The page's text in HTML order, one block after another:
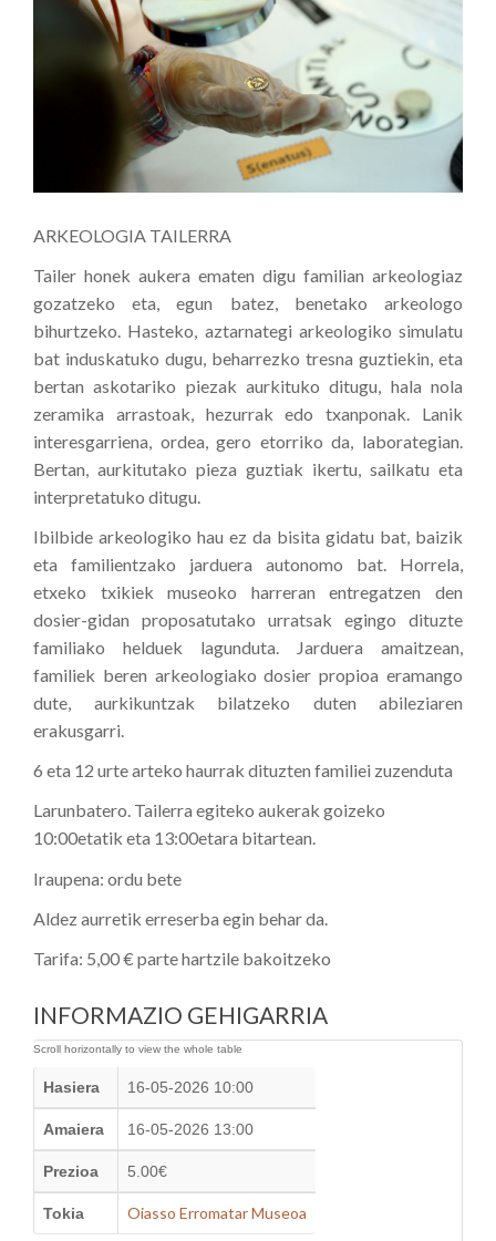
ARKEOLOGIA TAILERRA
Tailer honek aukera ematen digu familian arkeologiaz
gozatzeko eta, egun batez, benetako arkeologo
bihurtzeko. Hasteko, aztarnategi arkeologiko simulatu
bat induskatuko dugu, beharrezko tresna guztiekin, eta
bertan askotariko piezak aurkituko ditugu, hala nola
zeramika arrastoak, hezurrak edo txanponak. Lanik
interesgarriena, ordea, gero etorriko da, laborategian.
Bertan, aurkitutako pieza guztiak ikertu, sailkatu eta
interpretatuko ditugu.
Ibilbide arkeologiko hau ez da bisita gidatu bat, baizik
eta familientzako jarduera autonomo bat. Horrela,
etxeko txikiek museoko harreran entregatzen den
dosier-gidan proposatutako urratsak egingo dituzte
familiako helduek lagunduta. Jarduera amaitzean,
familiek beren arkeologiako dosier propioa eramango
dute, aurkikuntzak bilatzeko duten abileziaren
erakusgarri.
6 eta 12 urte arteko haurrak dituzten familiei zuzenduta
Larunbatero. Tailerra egiteko aukerak goizeko
10:00etatik eta 13:00etara bitartean.
Iraupena: ordu bete
Aldez aurretik erreserba egin behar da.
Tarifa: 5,00 € parte hartzile bakoitzeko
INFORMAZIO GEHIGARRIA
Hasiera 16-05-2026 10:00
Amaiera 16-05-2026 13:00
Prezioa 5.00€
Tokia Oiasso Erromatar Museoa